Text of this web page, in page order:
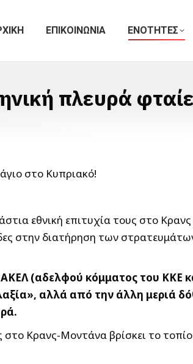
ΕΠΙΚΟΙΝΩΝΙΑ ΕΝΟΤΗΤΕΣ
πλευρά
εθνική επιτυχία τους στο
στην διατήρηση των
(αδελφού κόμματος του ΚΚΕ
αλλά από την άλλη μεριά
Κρανς-Μοντάνα βρίσκει το